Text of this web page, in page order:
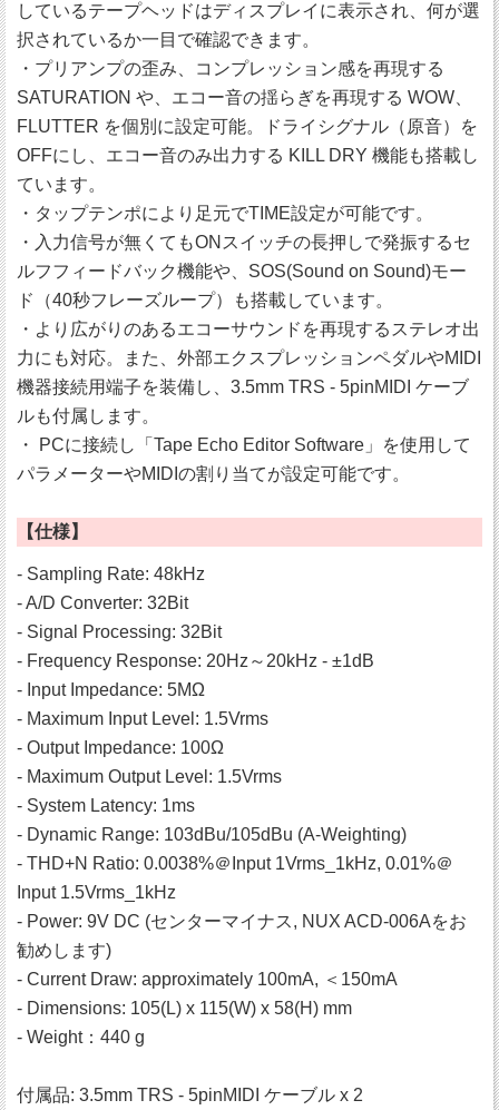
しているテープヘッドはディスプレイに表示され、何が選
択されているか一目で確認できます。
・プリアンプの歪み、コンプレッション感を再現する
SATURATION や、エコー音の揺らぎを再現する WOW、
FLUTTER を個別に設定可能。ドライシグナル（原音）を
OFFにし、エコー音のみ出力する KILL DRY 機能も搭載し
ています。
・タップテンポにより足元でTIME設定が可能です。
・入力信号が無くてもONスイッチの長押しで発振するセ
ルフフィードバック機能や、SOS(Sound on Sound)モー
ド（40秒フレーズループ）も搭載しています。
・より広がりのあるエコーサウンドを再現するステレオ出
力にも対応。また、外部エクスプレッションペダルやMIDI
機器接続用端子を装備し、3.5mm TRS - 5pinMIDI ケーブ
ルも付属します。
・ PCに接続し「Tape Echo Editor Software」を使用して
パラメーターやMIDIの割り当てが設定可能です。
【仕様】
- Sampling Rate: 48kHz
- A/D Converter: 32Bit
- Signal Processing: 32Bit
- Frequency Response: 20Hz～20kHz - ±1dB
- Input Impedance: 5MΩ
- Maximum Input Level: 1.5Vrms
- Output Impedance: 100Ω
- Maximum Output Level: 1.5Vrms
- System Latency: 1ms
- Dynamic Range: 103dBu/105dBu (A-Weighting)
- THD+N Ratio: 0.0038%＠Input 1Vrms_1kHz, 0.01%＠
Input 1.5Vrms_1kHz
- Power: 9V DC (センターマイナス, NUX ACD-006Aをお
勧めします)
- Current Draw: approximately 100mA, ＜150mA
- Dimensions: 105(L) x 115(W) x 58(H) mm
- Weight：440 g
付属品: 3.5mm TRS - 5pinMIDI ケーブル x 2